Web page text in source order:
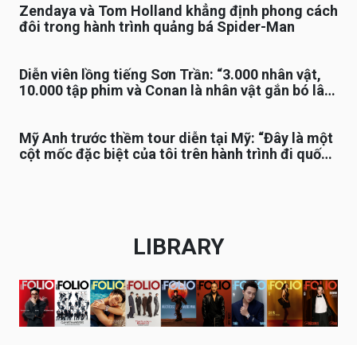
Zendaya và Tom Holland khẳng định phong cách
đôi trong hành trình quảng bá Spider-Man
Diễn viên lồng tiếng Sơn Trần: “3.000 nhân vật,
10.000 tập phim và Conan là nhân vật gắn bó lâu
Mỹ Anh trước thềm tour diễn tại Mỹ: “Đây là một
cột mốc đặc biệt của tôi trên hành trình đi quốc
LIBRARY